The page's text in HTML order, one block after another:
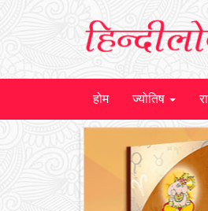
होम ज्योतिष